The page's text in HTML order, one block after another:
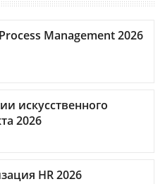
Management 2026
искусственного
2026
HR 2026